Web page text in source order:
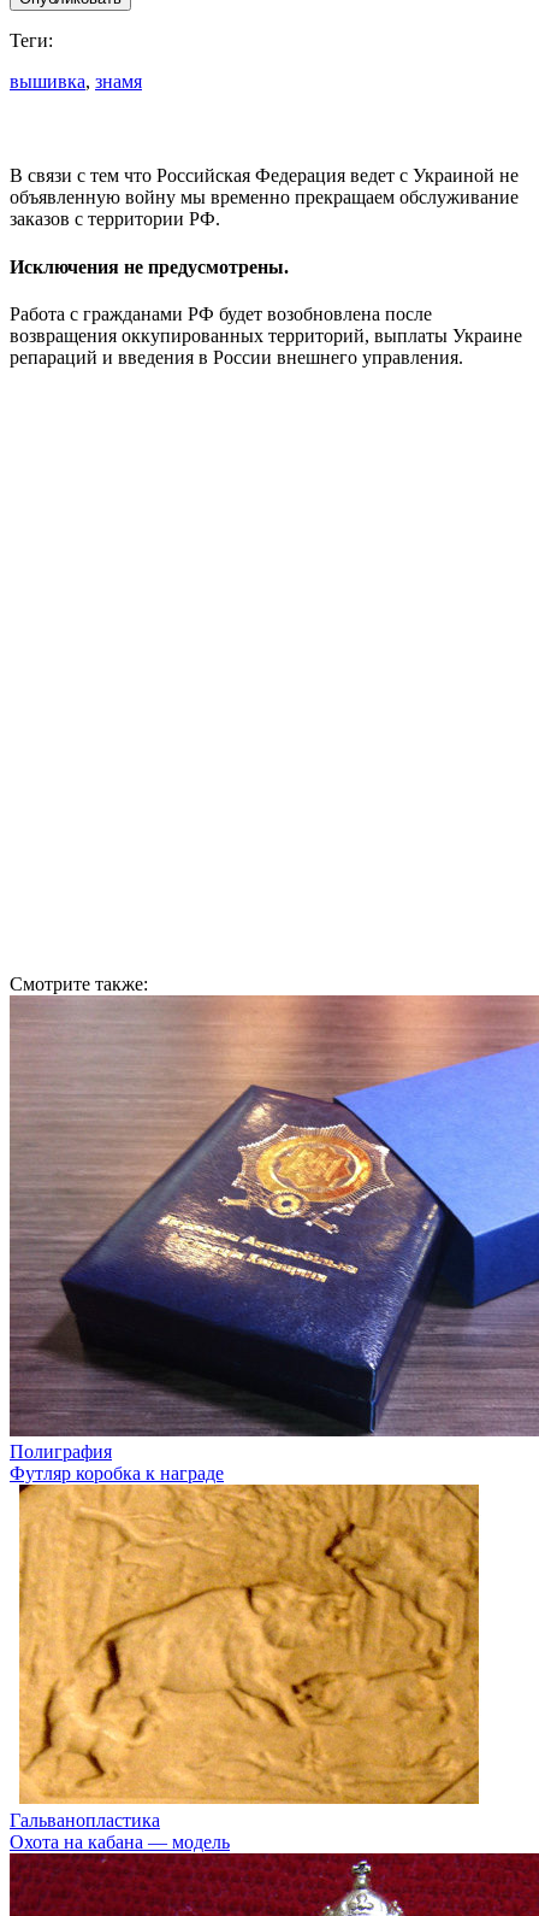
Теги:
вышивка, знамя
В связи с тем что Российская Федерация ведет с Украиной не
объявленную войну мы временно прекращаем обслуживание
заказов с территории РФ.
Исключения не предусмотрены.
Работа с гражданами РФ будет возобновлена после
возвращения оккупированных территорий, выплаты Украине
репараций и введения в России внешнего управления.
Смотрите также:
Полиграфия
Футляр коробка к награде
Гальванопластика
Охота на кабана — модель